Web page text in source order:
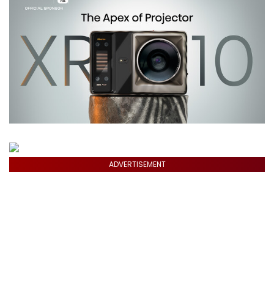
ADVERTISEMENT